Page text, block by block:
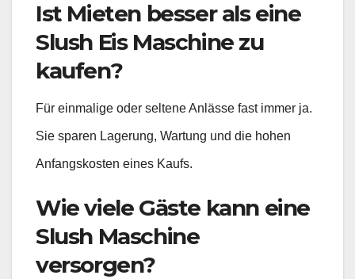
Ist Mieten besser als eine
Slush Eis Maschine zu
kaufen?
Für einmalige oder seltene Anlässe fast immer ja.
Sie sparen Lagerung, Wartung und die hohen
Anfangskosten eines Kaufs.
Wie viele Gäste kann eine
Slush Maschine
versorgen?